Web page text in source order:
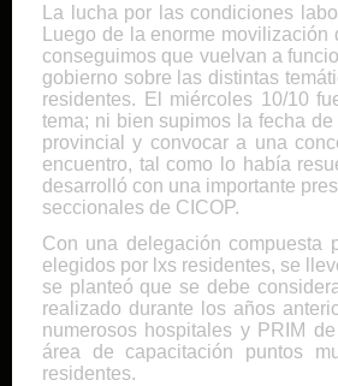
La lucha por las condiciones
Luego de la enorme
conseguimos que vuelvan a
gobierno sobre las distintas
residentes. El miércoles 10/10
tema; ni bien supimos la fecha
provincial y convocar a una
encuentro, tal como lo había
desarrolló con una importante
seccionales de CICOP.
Con una delegación compuesta
elegidos por lxs residentes, se
se planteó que se debe
realizado durante los años
numerosos hospitales y PRIM
área de capacitación puntos
residentes.